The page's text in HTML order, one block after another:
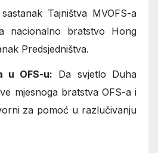
Tajništva MVOFS-a
nacionalno bratstvo Hong
Predsjedništva.
u OFS-u: Da svjetlo Duha
mjesnoga bratstva OFS-a i
za pomoć u razlučivanju